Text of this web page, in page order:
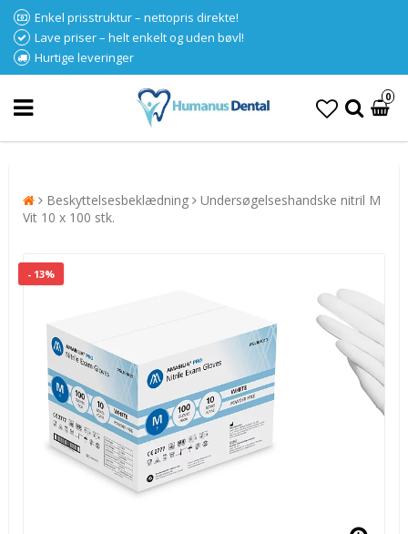
Enkel prisstruktur – nettopris direkte!
Lave priser – helt enkelt og uden bøvl!
Hurtige leveringer
0
Beskyttelsesbeklædning
Undersøgelseshandske nitril M
Vit 10 x 100 stk.
- 13%